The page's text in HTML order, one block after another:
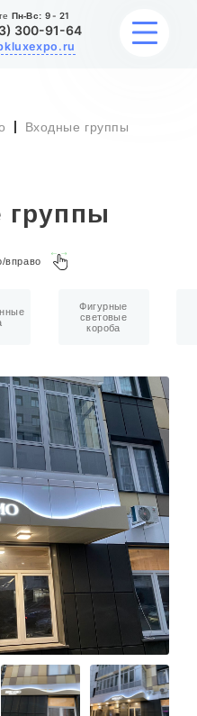
Пн-Вс: 9 - 21
300-91-64
Входные группы
вправо
Фигурные
световые
короба